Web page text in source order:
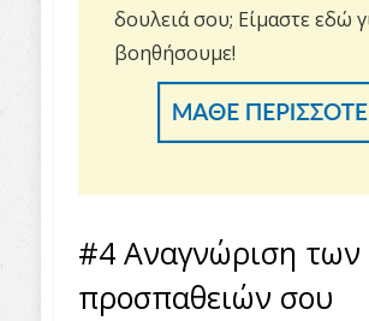
δουλειά σου; Είμαστε εδώ
βοηθήσουμε!
#4 Αναγνώριση των
προσπαθειών σου